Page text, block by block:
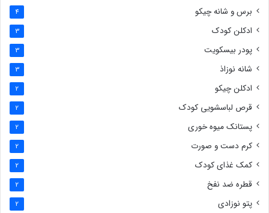
برس و شانه چیکو 4
ادکلن کودک 3
پودر بیسکویت 3
شانه نوزاذ 3
ادکلن چیکو 2
قرص لباسشویی کودک 2
پستانک میوه خوری 2
کرم دست و صورت 2
کمک غذای کودک 2
قطره ضد نفخ 2
پتو نوزادی 2